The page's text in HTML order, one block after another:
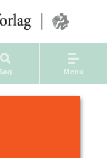
Menu